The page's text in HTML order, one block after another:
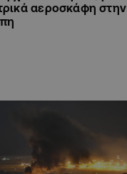
αεροσκάφη στην